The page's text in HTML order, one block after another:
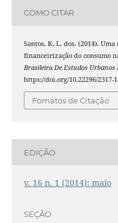
COMO CITAR
Santos, K. L. dos. (2014).
financeirização do consumo
Brasileira De Estudos Urbanos
https://doi.org/10.22296/2317-
Fomatos de Citação
EDIÇÃO
v. 16 n. 1 (2014): maio
SEÇÃO